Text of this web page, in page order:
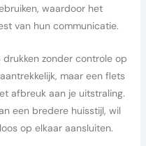
waardoor het
van hun communicatie.
zonder controle op
maar een flets
afbreuk aan je uitstraling.
een bredere huisstijl, wil
op elkaar aansluiten.